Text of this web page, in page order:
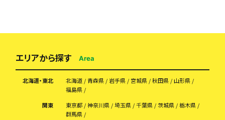
エリアから探す Area
北海道・東北 北海道 青森県 岩手県 宮城県 秋田県
山形県
福島県
関東
東京都 神奈川県 埼玉県 千葉県 茨城県
栃木県
群馬県